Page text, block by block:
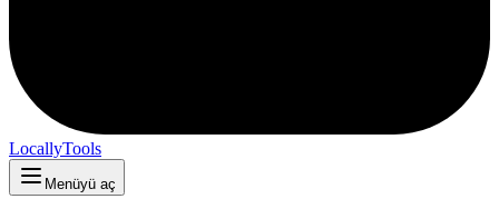
LocallyTools
Menüyü aç